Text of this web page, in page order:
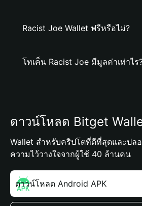
Racist Joe Wallet ฟรีหรือไม่?
โทเค็น Racist Joe มีมูลค่าเท่าไร
ดาวน์โหลด Bitget
Wallet สำหรับคริปโตที่ดีที่สุดและปล
ความไว้วางใจจากผู้ใช้ 40 ล้านคน
ดาวน์โหลด Android APK